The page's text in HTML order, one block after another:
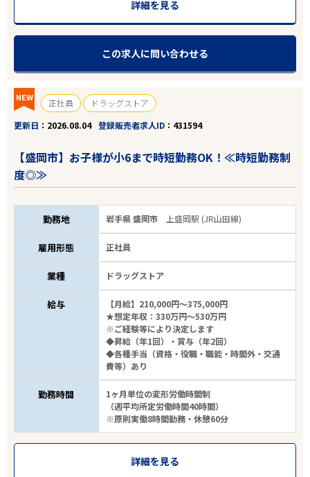
詳細を見る
この求人に問い合わせる
NEW 正社員
ドラッグストア
更新日
2026.08.04 登録販売者求人ID 431594
【盛岡市】お子様が小6まで時短勤務OK！≪時短勤務制
度◎≫
勤務地 岩手県 盛岡市 上盛岡駅 (JR山田線)
雇用形態 正社員
業種 ドラッグストア
給与
【月給】210,000円～375,000円
★想定年収：330万円～530万円
※ご経験等により決定します
◆昇給（年1回）・賞与（年2回）
◆各種手当（資格・役職・職能・時間外・交通
費等）あり
勤務時間
1ヶ月単位の変形労働時間制
（週平均所定労働時間40時間）
※原則実働8時間勤務・休憩60分
詳細を見る